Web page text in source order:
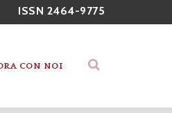
ISSN 2464-9775
CON NOI